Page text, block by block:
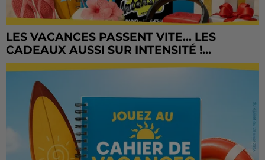
LES VACANCES PASSENT VITE... LES
CADEAUX AUSSI SUR INTENSITÉ !...